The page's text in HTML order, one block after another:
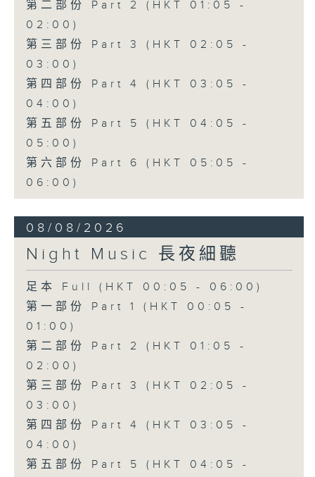
第二部份 Part 2 (HKT 01:05 -
02:00)
第三部份 Part 3 (HKT 02:05 -
03:00)
第四部份 Part 4 (HKT 03:05 -
04:00)
第五部份 Part 5 (HKT 04:05 -
05:00)
第六部份 Part 6 (HKT 05:05 -
06:00)
08/08/2026
Night Music 長夜細聽
足本 Full (HKT 00:05 - 06:00)
第一部份 Part 1 (HKT 00:05 -
01:00)
第二部份 Part 2 (HKT 01:05 -
02:00)
第三部份 Part 3 (HKT 02:05 -
03:00)
第四部份 Part 4 (HKT 03:05 -
04:00)
第五部份 Part 5 (HKT 04:05 -